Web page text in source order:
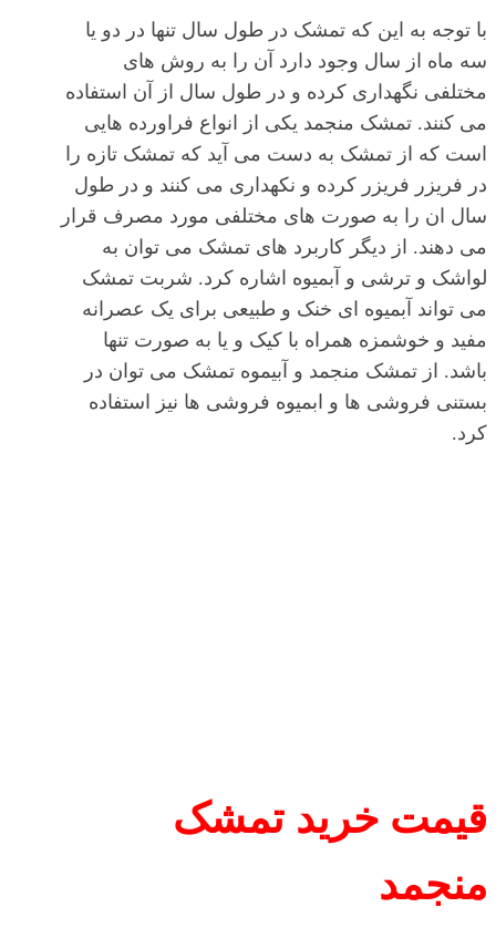
با توجه به این که تمشک در طول سال تنها در دو یا
سه ماه از سال وجود دارد آن را به روش های
مختلفی نگهداری کرده و در طول سال از آن استفاده
می کنند. تمشک منجمد یکی از انواع فراورده هایی
است که از تمشک به دست می آید که تمشک تازه را
در فریزر فریزر کرده و نکهداری می کنند و در طول
سال ان را به صورت های مختلفی مورد مصرف قرار
می دهند. از دیگر کاربرد های تمشک می توان به
لواشک و ترشی و آبمیوه اشاره کرد. شربت تمشک
می تواند آبمیوه ای خنک و طبیعی برای یک عصرانه
مفید و خوشمزه همراه با کیک و یا به صورت تنها
باشد. از تمشک منجمد و آبیموه تمشک می توان در
بستنی فروشی ها و ابمیوه فروشی ها نیز استفاده
کرد.
قیمت خرید تمشک
منجمد